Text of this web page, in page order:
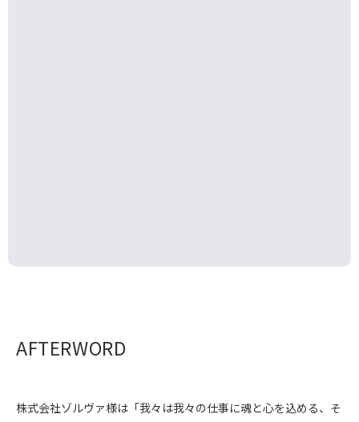
AFTERWORD
株式会社ゾルヴァ様は「我々は我々の仕事に魂と心を込める、そ